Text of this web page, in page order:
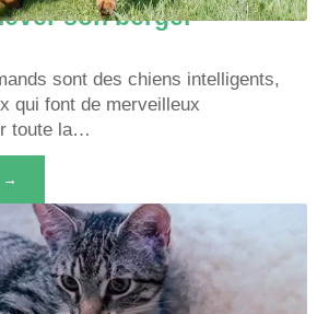
son berger
sont des chiens intelligents,
qui font de merveilleux
toute la…